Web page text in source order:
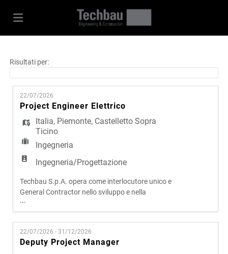
Offerte
di
lavoro
Carica
il
CV
Login
Lingua
EN
Risultati per:
22/07/2026
Project Engineer Elettrico
Italia, Piemonte, Castelletto Sopra
Ticino
Ingegneria
Ingegneria/Progettazione
Techbau S.p.A. opera come interlocutore unico e
General Contractor nello sviluppo e nella
realizzazione di progetti complessi in ambito civile
e infrastrutturale. Attraverso un modello
operativo integrato, che riunisce progettazione,
sviluppo e costruzione, l'azienda presidia l'intero
ciclo di vita degli interventi, assicurando elevati
...
22/07/2026 - 31/12/2026
Deputy Project Manager